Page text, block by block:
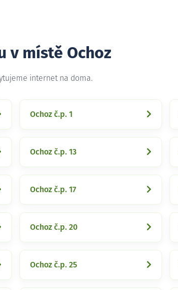
v místě Ochoz
internet na doma.
Ochoz č.p. 1
Ochoz č.p. 13
Ochoz č.p. 17
Ochoz č.p. 20
Ochoz č.p. 25